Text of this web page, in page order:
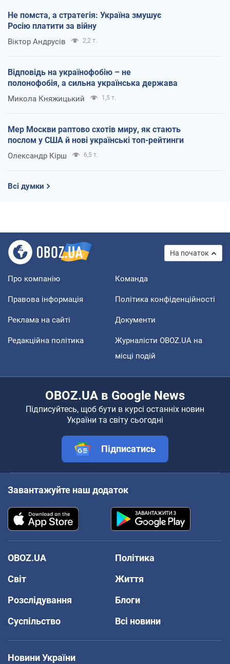
Не помста, а стратегія: Україна змушує
Росію платити за війну
Віктор Андрусів 2,2 т.
Відповідь на українофобію – не
полонофобія, а сильна українська держава
Микола Княжицький 1,5 т.
Мер Москви раптово схотів миру, як стають
послом у США й нові українські топ-рейтинги
Олександр Кірш 6,5 т.
Всі думки
На початок
Про компанію Команда
Правова інформація Політика конфіденційності
Реклама на сайті Документи
Редакційна політика
Журналісти OBOZ.UA на
місці подій
OBOZ.UA в Google News
Підписуйтесь, щоб бути в курсі останніх новин
України та світу сьогодні
Підписатись
Завантажуйте наш додаток
OBOZ.UA
Політика
Світ
Життя
Розслідування
Блоги
Суспільство
Всі новини
Новини України